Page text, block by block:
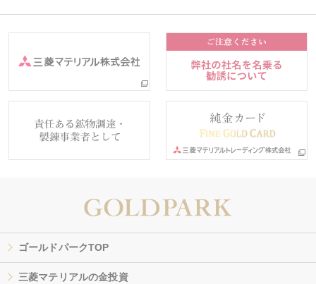
ゴールドパークTOP
三菱マテリアルの金投資